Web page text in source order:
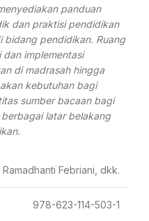
panduan
dan praktisi pendidikan
bidang pendidikan. Ruang
dan implementasi
di madrasah hingga
kebutuhan bagi
sumber bacaan bagi
latar belakang
Ramadhanti Febriani, dkk.
978-623-114-503-1